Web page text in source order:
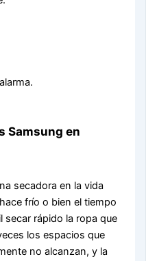
Samsung en
secadora en la vida
frío o bien el tiempo
secar rápido la ropa que
los espacios que
no alcanzan, y la